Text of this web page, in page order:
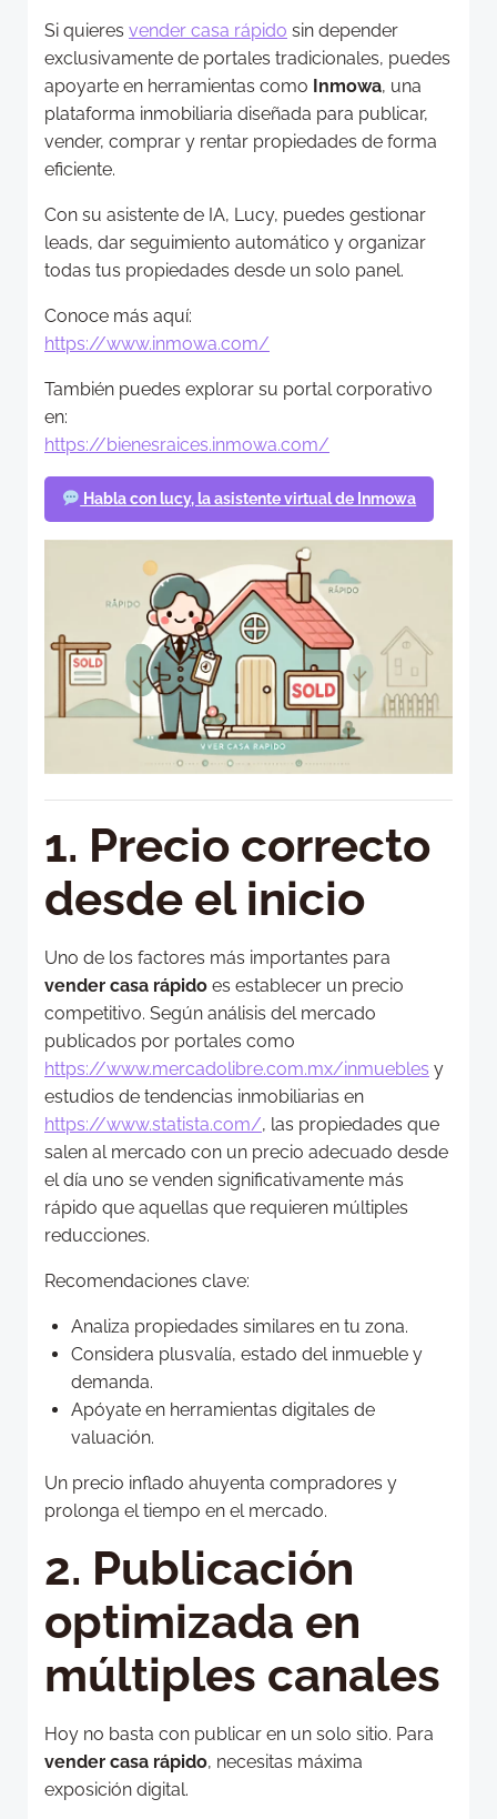
Si quieres vender casa rápido sin depender
exclusivamente de portales tradicionales, puedes
apoyarte en herramientas como Inmowa, una
plataforma inmobiliaria diseñada para publicar,
vender, comprar y rentar propiedades de forma
eficiente.
Con su asistente de IA, Lucy, puedes gestionar
leads, dar seguimiento automático y organizar
todas tus propiedades desde un solo panel.
Conoce más aquí:
https://www.inmowa.com/
También puedes explorar su portal corporativo
en:
https://bienesraices.inmowa.com/
Habla con lucy, la asistente virtual de Inmowa
1. Precio correcto
desde el inicio
Uno de los factores más importantes para
vender casa rápido es establecer un precio
competitivo. Según análisis del mercado
publicados por portales como
https://www.mercadolibre.com.mx/inmuebles y
estudios de tendencias inmobiliarias en
https://www.statista.com/, las propiedades que
salen al mercado con un precio adecuado desde
el día uno se venden significativamente más
rápido que aquellas que requieren múltiples
reducciones.
Recomendaciones clave:
Analiza propiedades similares en tu zona.
Considera plusvalía, estado del inmueble y
demanda.
Apóyate en herramientas digitales de
valuación.
Un precio inflado ahuyenta compradores y
prolonga el tiempo en el mercado.
2. Publicación
optimizada en
múltiples canales
Hoy no basta con publicar en un solo sitio. Para
vender casa rápido, necesitas máxima
exposición digital.